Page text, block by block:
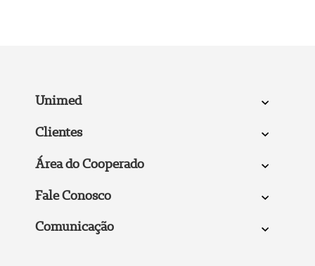
Unimed
Clientes
Área do Cooperado
Fale Conosco
Comunicação